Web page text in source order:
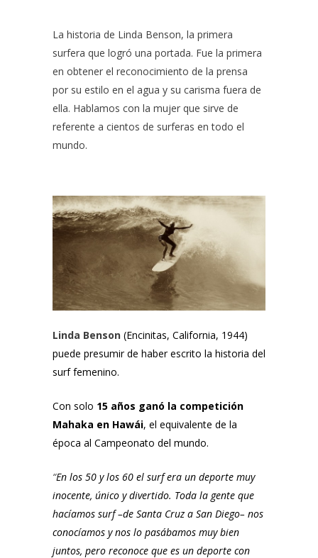
La historia de Linda Benson, la primera
surfera que logró una portada. Fue la primera
en obtener el reconocimiento de la prensa
por su estilo en el agua y su carisma fuera de
ella. Hablamos con la mujer que sirve de
referente a cientos de surferas en todo el
mundo.
Linda Benson (Encinitas, California, 1944)
puede presumir de haber escrito la historia del
surf femenino.
Con solo 15 años ganó la competición
Mahaka en Hawái, el equivalente de la
época al Campeonato del mundo.
“En los 50 y los 60 el surf era un deporte muy
inocente, único y divertido. Toda la gente que
hacíamos surf –de Santa Cruz a San Diego– nos
conocíamos y nos lo pasábamos muy bien
juntos, pero reconoce que es un deporte con